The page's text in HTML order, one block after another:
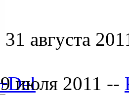
31 августа
9 июля 2011 --